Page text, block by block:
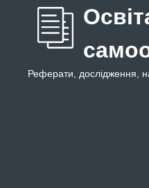
Реферати, дослідження,